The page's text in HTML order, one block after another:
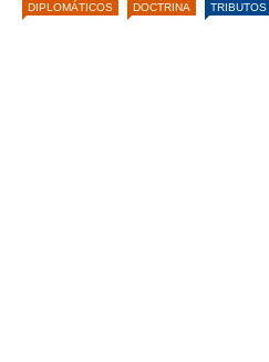
DIPLOMÁTICOS DOCTRINA TRIBUTOS